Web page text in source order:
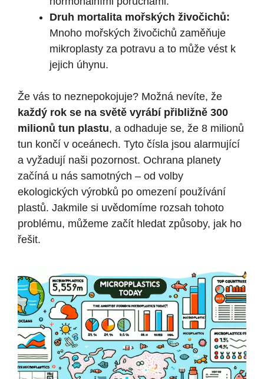
Druh mortalita mořských živočichů:
Mnoho mořských živočichů zaměňuje
mikroplasty za potravu a to může vést k
jejich úhynu.
Že vás to neznepokojuje? Možná nevíte, že
každý rok se na světě vyrábí přibližně 300
milionů tun plastu, a odhaduje se, že 8 milionů
tun končí v oceánech. Tyto čísla jsou alarmující
a vyžadují naši pozornost. Ochrana planety
začíná u nás samotných – od volby
ekologických výrobků po omezení používání
plastů. Jakmile si uvědomíme rozsah tohoto
problému, můžeme začít hledat způsoby, jak ho
řešit.